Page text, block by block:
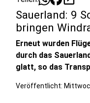
Sauerland: 9
bringen
Erneut wurden
durch das
glatt, so das
Veröffentlicht: